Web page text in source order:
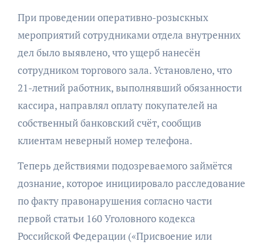
При проведении оперативно-розыскных
мероприятий сотрудниками отдела внутренних
дел было выявлено, что ущерб нанесён
сотрудником торгового зала. Установлено, что
21-летний работник, выполнявший обязанности
кассира, направлял оплату покупателей на
собственный банковский счёт, сообщив
клиентам неверный номер телефона.
Теперь действиями подозреваемого займётся
дознание, которое инициировало расследование
по факту правонарушения согласно части
первой статьи 160 Уголовного кодекса
Российской Федерации («Присвоение или